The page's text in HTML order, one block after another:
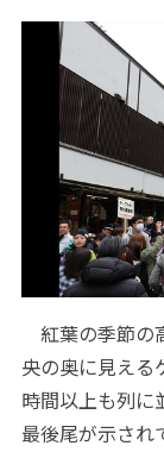
紅葉の季節の
央の奥に見える
時間以上も列に
最後尾が示され